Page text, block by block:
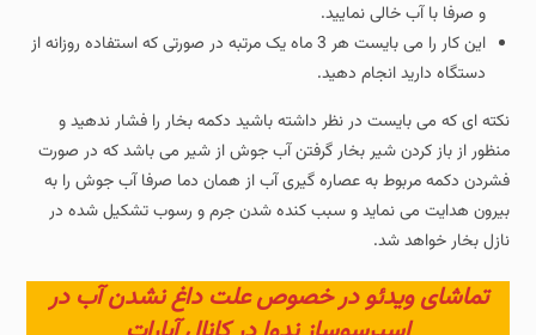
و صرفا با آب خالی نمایید.
این کار را می بایست هر 3 ماه یک مرتبه در صورتی که استفاده روزانه از
دستگاه دارید انجام دهید.
نکته ای که می بایست در نظر داشته باشید دکمه بخار را فشار ندهید و
منظور از باز کردن شیر بخار گرفتن آب جوش از شیر می باشد که در صورت
فشردن دکمه مربوط به عصاره گیری آب از همان دما صرفا آب جوش را به
بیرون هدایت می نماید و سبب کنده شدن جرم و رسوب تشکیل شده در
نازل بخار خواهد شد.
تماشای ویدئو در خصوص علت داغ نشدن آب در